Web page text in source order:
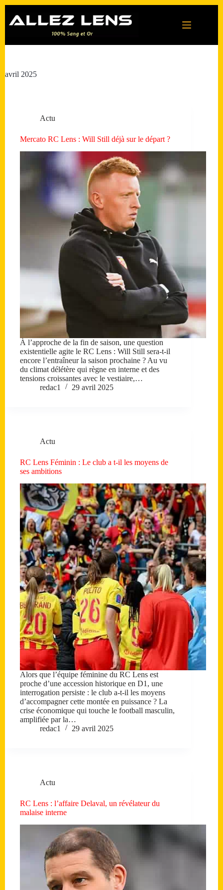
contenu
avril 2025
Actu
Mercato RC Lens : Will Still déjà sur le départ ?
À l’approche de la fin de saison, une question
existentielle agite le RC Lens : Will Still sera-t-il
encore l’entraîneur la saison prochaine ? Au vu
du climat délétère qui règne en interne et des
tensions croissantes avec le vestiaire,…
redac1
29 avril 2025
Actu
RC Lens Féminin : Le club a t-il les moyens de
ses ambitions
Alors que l’équipe féminine du RC Lens est
proche d’une accession historique en D1, une
interrogation persiste : le club a-t-il les moyens
d’accompagner cette montée en puissance ? La
crise économique qui touche le football masculin,
amplifiée par la…
redac1
29 avril 2025
Actu
RC Lens : l’affaire Delaval, un révélateur du
malaise interne